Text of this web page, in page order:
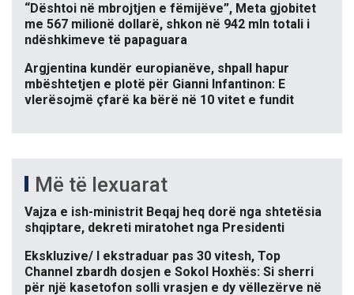
“Dështoi në mbrojtjen e fëmijëve”, Meta gjobitet
me 567 milionë dollarë, shkon në 942 mln totali i
ndëshkimeve të papaguara
Argjentina kundër europianëve, shpall hapur
mbështetjen e plotë për Gianni Infantinon: E
vlerësojmë çfarë ka bërë në 10 vitet e fundit
Më të lexuarat
Vajza e ish-ministrit Beqaj heq dorë nga shtetësia
shqiptare, dekreti miratohet nga Presidenti
Ekskluzive/ I ekstraduar pas 30 vitesh, Top
Channel zbardh dosjen e Sokol Hoxhës: Si sherri
për një kasetofon solli vrasjen e dy vëllezërve në